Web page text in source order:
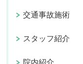
交通事故施術
スタッフ紹介
院内紹介